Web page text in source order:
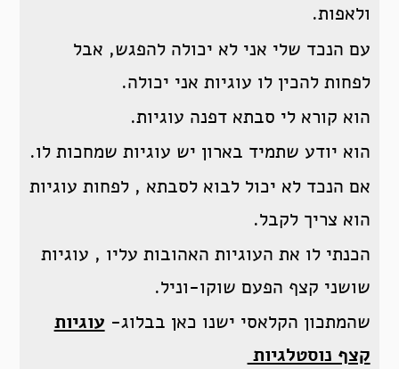
ולאפות.
עם הנכד שלי אני לא יכולה להפגש, אבל
לפחות להכין לו עוגיות אני יכולה.
הוא קורא לי סבתא דפנה עוגיות.
הוא יודע שתמיד בארון יש עוגיות שמחכות לו.
אם הנכד לא יכול לבוא לסבתא , לפחות עוגיות
הוא צריך לקבל.
הכנתי לו את העוגיות האהובות עליו , עוגיות
שושני קצף הפעם שוקו-וניל.
שהמתכון הקלאסי ישנו כאן בבלוג- עוגיות
קצף נוסטלגיות